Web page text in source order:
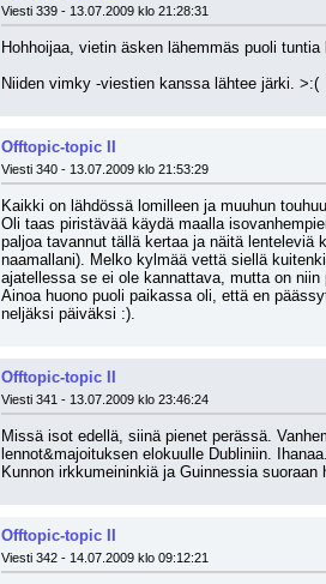
Viesti 339 - 13.07.2009 klo 21:28:31
Hohhoijaa, vietin äsken lähemmäs puoli
Niiden vimky -viestien kanssa lähtee järki. >:(
Offtopic-topic II
Viesti 340 - 13.07.2009 klo 21:53:29
Kaikki on lähdössä lomilleen ja muuhun
Oli taas piristävää käydä maalla
paljoa tavannut tällä kertaa ja näitä lenteleviä
naamallani). Melko kylmää vettä siellä
ajatellessa se ei ole kannattava, mutta on niin
Ainoa huono puoli paikassa oli, että en
neljäksi päiväksi :).
Offtopic-topic II
Viesti 341 - 13.07.2009 klo 23:46:24
Missä isot edellä, siinä pienet perässä.
lennot&majoituksen elokuulle Dubliniin.
Kunnon irkkumeininkiä ja Guinnessia suoraan
Offtopic-topic II
Viesti 342 - 14.07.2009 klo 09:12:21